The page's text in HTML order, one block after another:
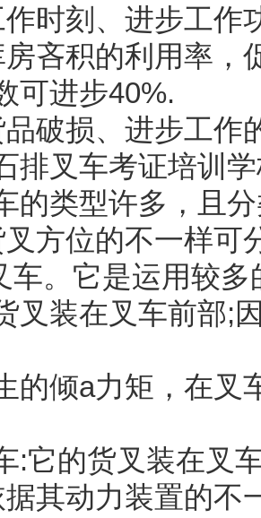
时刻、进步工作
吝积的利用率，
可进步40%.
破损、进步工作
排叉车考证培训
的类型许多，且
方位的不一样可
车。它是运用较
叉装在叉车前部;
的倾a力矩，在叉
:它的货叉装在叉
其动力装置的不